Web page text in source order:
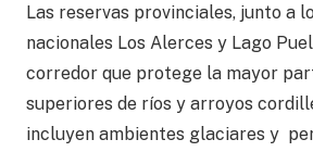
Las reservas provinciales, junto a
nacionales Los Alerces y Lago
corredor que protege la mayor
superiores de ríos y arroyos
incluyen ambientes glaciares y